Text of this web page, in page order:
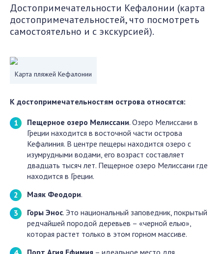
Достопримечательности Кефалонии (карта
достопримечательностей, что посмотреть
самостоятельно и с экскурсией).
Карта пляжей Кефалонии
К достопримечательностям острова относятся:
Пещерное озеро Мелиссани. Озеро Мелиссани в
Греции находится в восточной части острова
Кефалиния. В центре пещеры находится озеро с
изумрудными водами, его возраст составляет
двадцать тысяч лет. Пещерное озеро Мелиссани где
находится в Греции.
Маяк Феодори.
Горы Энос. Это национальный заповедник, покрытый
редчайшей породой деревьев – «черной елью»,
которая растет только в этом горном массиве.
Порт Агия Ефимия – идеальное место для